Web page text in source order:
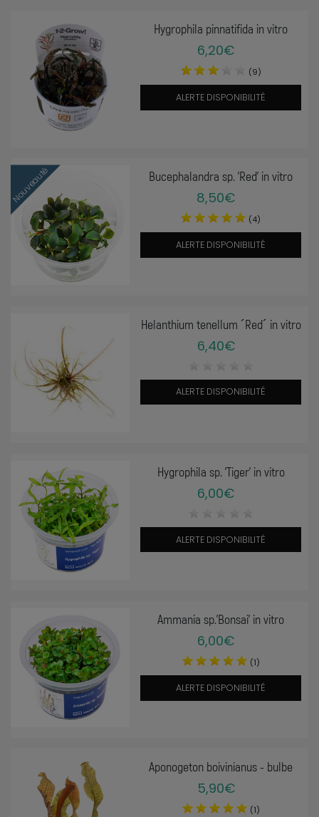
Hygrophila pinnatifida in vitro
6,20€
(9)
ALERTE DISPONIBILITÉ
Nouveauté Bucephalandra sp. 'Red' in vitro
8,50€
(4)
ALERTE DISPONIBILITÉ
Helanthium tenellum ´Red´ in vitro
6,40€
ALERTE DISPONIBILITÉ
Hygrophila sp. 'Tiger' in vitro
6,00€
ALERTE DISPONIBILITÉ
Ammania sp.'Bonsai' in vitro
6,00€
(1)
ALERTE DISPONIBILITÉ
Aponogeton boivinianus - bulbe
5,90€
(1)